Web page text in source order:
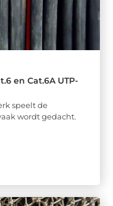
en Cat.6A UTP-
speelt de
wordt gedacht.